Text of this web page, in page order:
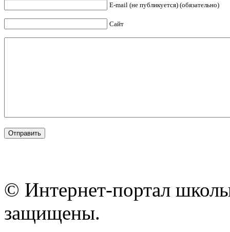
E-mail (не публикуется) (обязательно)
Сайт
© Интернет-портал
защищены.